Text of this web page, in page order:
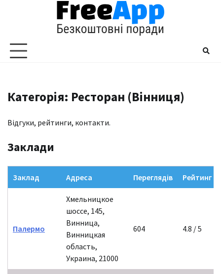
Категорія: Ресторан (Вінниця)
Відгуки, рейтинги, контакти.
Заклади
Заклад Адреса Переглядів Рейтинг
Палермо
Хмельницкое
шоссе, 145,
Винница,
Винницкая
область,
Украина, 21000
604 4.8 / 5